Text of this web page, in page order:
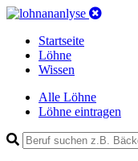
Startseite
Löhne
Wissen
Alle Löhne
Löhne eintragen